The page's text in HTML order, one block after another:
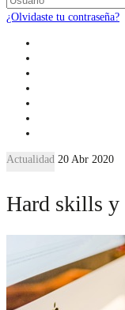
¿Olvidaste tu contraseña?
Actualidad 20 Abr 2020
Hard skills y